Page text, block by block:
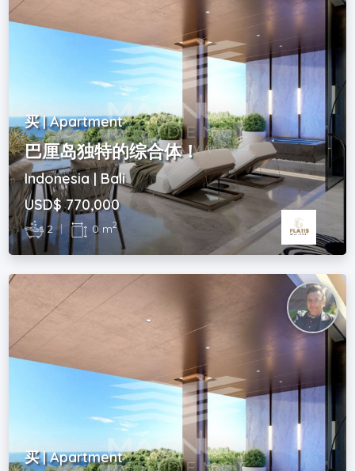
买 | Apartment
巴厘岛独特的综合体！
Indonesia | Bali
USD$ 770,000
2 | 0 m2
买 | Apartment